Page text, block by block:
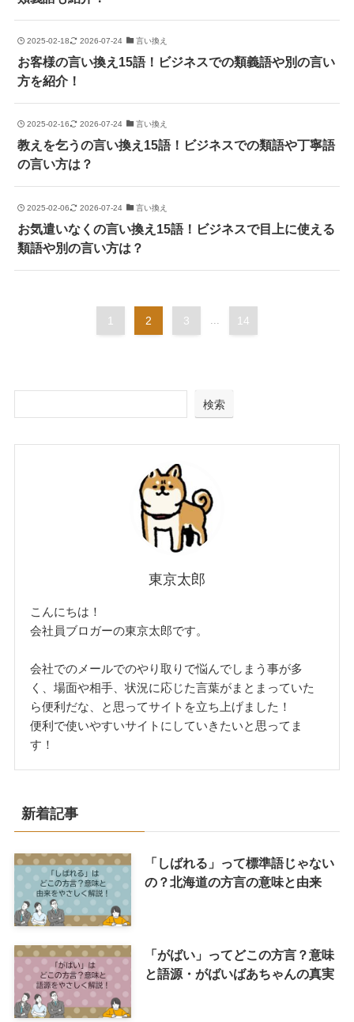
2025-02-18 2026-07-24 言い換え
お客様の言い換え15語！ビジネスでの類義語や別の言い
方を紹介！
2025-02-16 2026-07-24 言い換え
教えを乞うの言い換え15語！ビジネスでの類語や丁寧語
の言い方は？
2025-02-06 2026-07-24 言い換え
お気遣いなくの言い換え15語！ビジネスで目上に使える
類語や別の言い方は？
1 2 3 14
検索
東京太郎
こんにちは！
会社員ブロガーの東京太郎です。
会社でのメールでのやり取りで悩んでしまう事が多
く、場面や相手、状況に応じた言葉がまとまっていた
ら便利だな、と思ってサイトを立ち上げました！
便利で使いやすいサイトにしていきたいと思ってま
す！
新着記事
「しばれる」って標準語じゃない
の？北海道の方言の意味と由来
「がばい」ってどこの方言？意味
と語源・がばいばあちゃんの真実